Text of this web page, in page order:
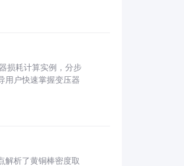
损耗计算实例，分步
用户快速掌握变压器
解析了黄铜棒密度取